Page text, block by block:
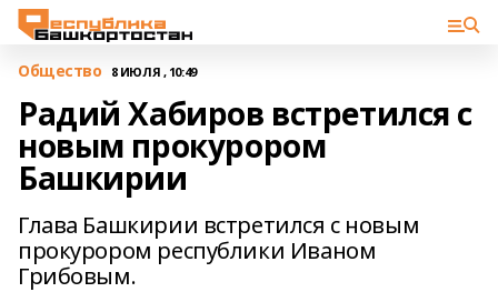
Общество 8 ИЮЛЯ , 10:49
Радий Хабиров встретился с
новым прокурором
Башкирии
Глава Башкирии встретился с новым
прокурором республики Иваном
Грибовым.